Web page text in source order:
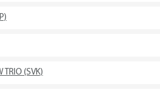
TRIO (SVK)